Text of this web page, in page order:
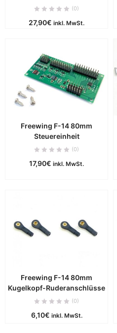
(0)
27,90€ inkl. MwSt.
Freewing F-14 80mm
Steuereinheit
(0)
17,90€ inkl. MwSt.
Freewing F-14 80mm
Kugelkopf-Ruderanschlüsse
(0)
6,10€ inkl. MwSt.